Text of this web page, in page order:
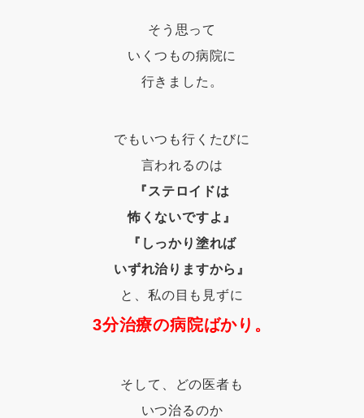
そう思って
いくつもの病院に
行きました。
でもいつも行くたびに
言われるのは
『ステロイドは
怖くないですよ』
『しっかり塗れば
いずれ治りますから』
と、私の目も見ずに
3分治療の病院ばかり。
そして、どの医者も
いつ治るのか